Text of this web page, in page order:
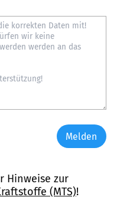
Melden
Hinweise zur
(MTS)!